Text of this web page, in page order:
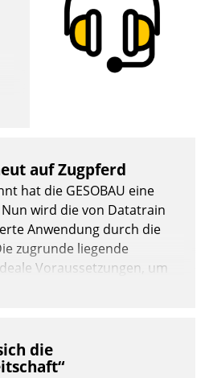
auf Zugpferd
hat die GESOBAU eine
wird die von Datatrain
Anwendung durch die
zugrunde liegende
Voraussetzungen, um
zu erweitern und weitere
die